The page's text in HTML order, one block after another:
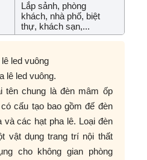
Lắp sảnh, phòng
khách, nhà phố, biệt
thự, khách sạn,...
led vuông
lê led vuông.
tên chung là đèn mâm ốp
cấu tạo bao gồm đế đèn
và các hạt pha lê. Loại đèn
vật dụng trang trí nội thất
cho không gian phòng